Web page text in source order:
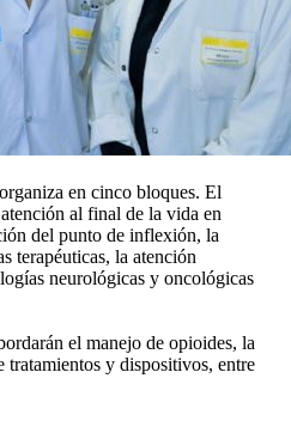
en cinco bloques. El
al final de la vida en
del punto de inflexión, la
terapéuticas, la atención
neurológicas y oncológicas
el manejo de opioides, la
tratamientos y dispositivos, entre